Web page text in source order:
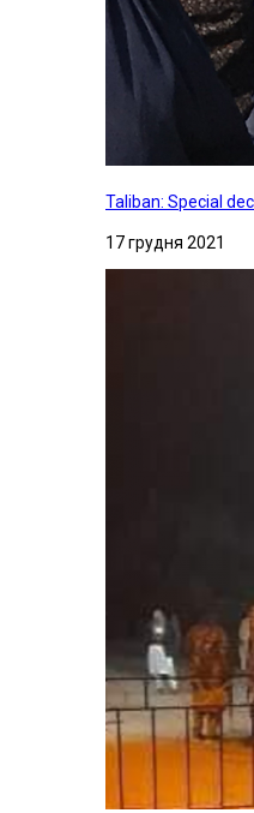
Taliban: Special
17 грудня 2021